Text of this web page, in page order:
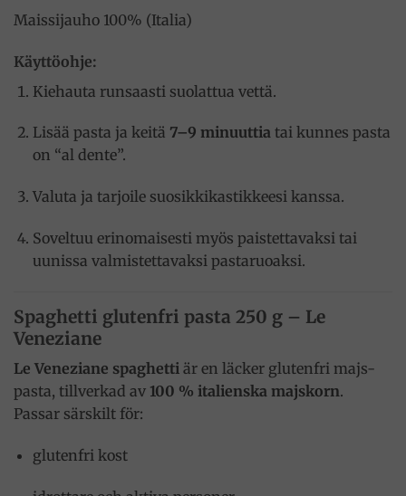
Maissijauho 100% (Italia)
Käyttöohje:
Kiehauta runsaasti suolattua vettä.
Lisää pasta ja keitä 7–9 minuuttiatai kunnes pasta
on “al dente”.
Valuta ja tarjoile suosikkikastikkeesi kanssa.
Soveltuu erinomaisesti myös paistettavaksi tai
uunissa valmistettavaksi pastaruoaksi.
Spaghetti glutenfri pasta 250 g – Le
Veneziane
Le Veneziane spaghetti är en läcker glutenfri majs-
pasta, tillverkad av 100 % italienska majskorn.
Passar särskilt för:
glutenfri kost